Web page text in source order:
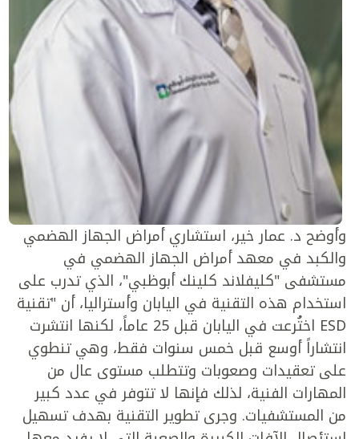
وأوضح د. عمار خير، استشاري أمراض الجهاز الهضمي
والكبد في معهد أمراض الجهاز الهضمي في
مستشفى "كليفلاند كلينك أبوظبي"، الذي تدرب على
استخدام هذه التقنية في اليابان وأستراليا، أن "تقنية
ESD اختُرعت في اليابان قبل 25 عاماً، لكنها انتشرت
انتشاراً أوسع قبل خمس سنوات فقط، وهي تنطوي
على تعقيدات وصعوبات وتتطلب مستوى عال من
المهارات الفنية، لذلك فإنها لا تتوفر في عدد كبير
من المستشفيات. وجرى تطوير التقنية بهدف تسهيل